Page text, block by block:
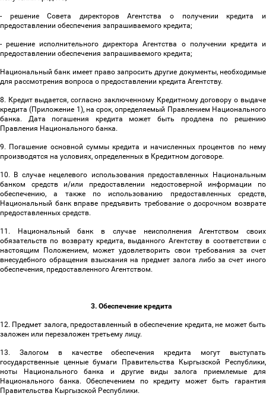
- решение Совета директоров Агентства о получении кредита и
предоставлении обеспечения запрашиваемого кредита;
- решение исполнительного директора Агентства о получении кредита и
предоставлении обеспечения запрашиваемого кредита;
Национальный банк имеет право запросить другие документы, необходимые
для рассмотрения вопроса о предоставлении кредита Агентству.
8. Кредит выдается, согласно заключенному Кредитному договору о выдаче
кредита (Приложение 1), на срок, определяемый Правлением Национального
банка. Дата погашения кредита может быть продлена по решению
Правления Национального банка.
9. Погашение основной суммы кредита и начисленных процентов по нему
производятся на условиях, определенных в Кредитном договоре.
10. В случае нецелевого использования предоставленных Национальным
банком средств и/или предоставлении недостоверной информации по
обеспечению, а также по использованию предоставленных средств,
Национальный банк вправе предъявить требование о досрочном возврате
предоставленных средств.
11. Национальный банк в случае неисполнения Агентством своих
обязательств по возврату кредита, выданного Агентству в соответствии с
настоящим Положением, может удовлетворить свои требования за счет
внесудебного обращения взыскания на предмет залога либо за счет иного
обеспечения, предоставленного Агентством.
3. Обеспечение кредита
12. Предмет залога, предоставленный в обеспечение кредита, не может быть
заложен или перезаложен третьему лицу.
13. Залогом в качестве обеспечения кредита могут выступать
государственные ценные бумаги Правительства Кыргызской Республики,
ноты Национального банка
и другие виды залога приемлемые для
Национального банка. Обеспечением по кредиту может быть гарантия
Правительства Кыргызской Республики.